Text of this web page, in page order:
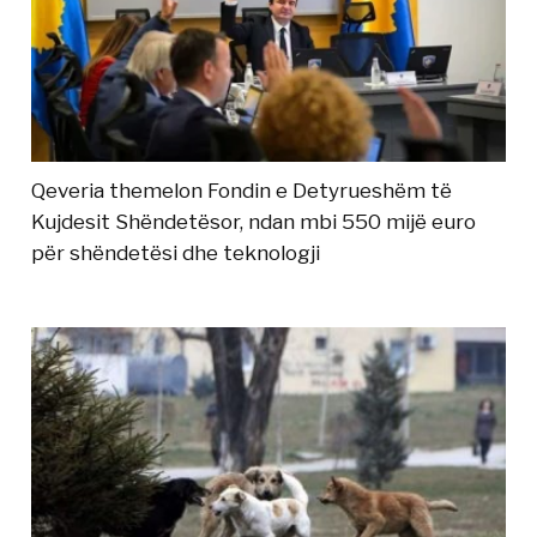
Qeveria themelon Fondin e Detyrueshëm të
Kujdesit Shëndetësor, ndan mbi 550 mijë euro
për shëndetësi dhe teknologji